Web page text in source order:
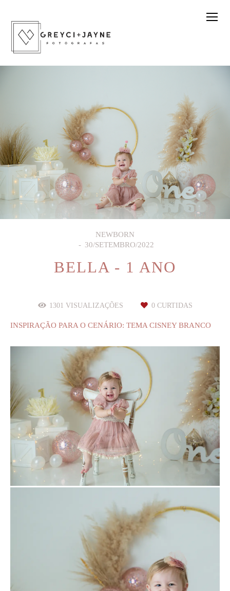
NEWBORN
30/SETEMBRO/2022
BELLA - 1 ANO
1301 VISUALIZAÇÕES 0CURTIDAS
INSPIRAÇÃO PARA O CENÁRIO: TEMA CISNEY BRANCO